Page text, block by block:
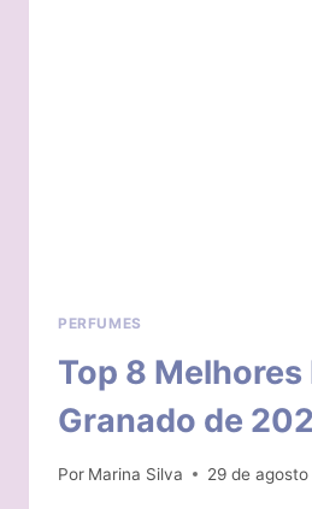
PERFUMES
Top 8
Granado de
Por Marina Silva 29 de